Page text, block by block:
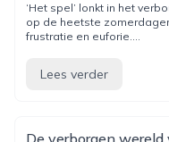
‘Het spel’ lonkt in het
op de heetste
frustratie en euforie....
Lees verder
De verborgen